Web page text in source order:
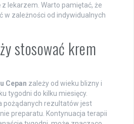
lekarzem. Warto pamiętać, że
w zależności od indywidualnych
stosować krem
Cepan zależy od wieku blizny i
tygodni do kilku miesięcy.
pożądanych rezultatów jest
preparatu. Kontynuacja terapii